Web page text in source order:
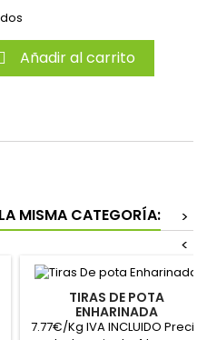
Añadir al carrito
MISMA CATEGORÍA:
>
<
TIRAS DE POTA
ENHARINADA
7.77€/Kg IVA INCLUIDO Precio